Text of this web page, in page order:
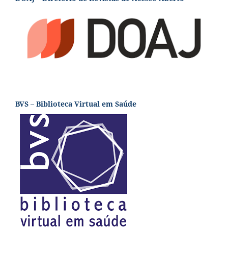
BVS – Biblioteca Virtual em Saúde